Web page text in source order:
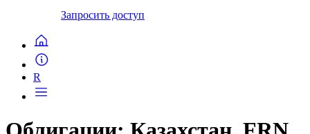
Запросить доступ
R